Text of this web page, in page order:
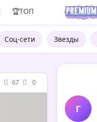
🏆ТОП
Соц-сети Звезды
67 0
Г